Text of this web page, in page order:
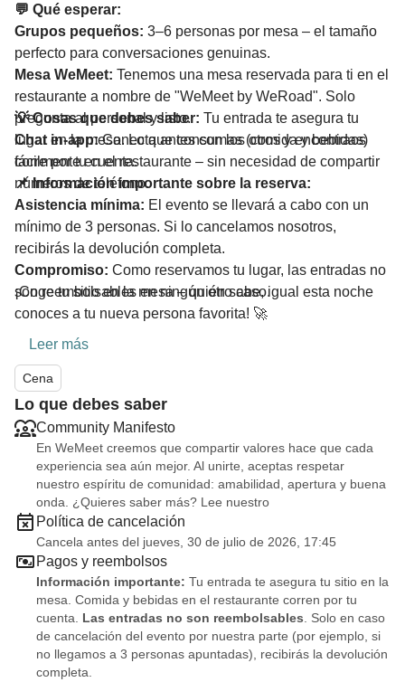
💬 Qué esperar:
Grupos pequeños: 3–6 personas por mesa – el tamaño
perfecto para conversaciones genuinas.
Mesa WeMeet: Tenemos una mesa reservada para ti en el
restaurante a nombre de "WeMeet by WeRoad". Solo
pregunta al personal y listo.
Chat in-app:Conecta antes con los otros y encontraos
fácilmente en el restaurante – sin necesidad de compartir
números de teléfono.
💡 Cosas que debes saber: Tu entrada te asegura tu
lugar en la mesa. Lo que consumas (comida y bebidas)
corre por tu cuenta.
📌 Información importante sobre la reserva:
Asistencia mínima: El evento se llevará a cabo con un
mínimo de 3 personas. Si lo cancelamos nosotros,
recibirás la devolución completa.
Compromiso: Como reservamos tu lugar, las entradas no
son reembolsables en ningún otro caso.
¡Coge tu sitio en la mesa – quién sabe, igual esta noche
conoces a tu nueva persona favorita! 🚀
Leer más
Cena
Lo que debes saber
Community Manifesto
En WeMeet creemos que compartir valores hace que cada
experiencia sea aún mejor. Al unirte, aceptas respetar
nuestro espíritu de comunidad: amabilidad, apertura y buena
onda. ¿Quieres saber más? Lee nuestro
Política de cancelación
Cancela antes del jueves, 30 de julio de 2026, 17:45
Pagos y reembolsos
Información importante: Tu entrada te asegura tu sitio en la
mesa. Comida y bebidas en el restaurante corren por tu
cuenta. Las entradas no son reembolsables . Solo en caso
de cancelación del evento por nuestra parte (por ejemplo, si
no llegamos a 3 personas apuntadas), recibirás la devolución
completa.